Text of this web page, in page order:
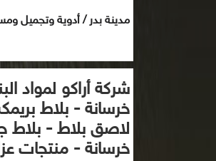
مدينة بدر / أدوية وتجميل
شركة أراكو لمواد
خرسانة - بلاط
لاصق بلاط -
خرسانة - منتجات